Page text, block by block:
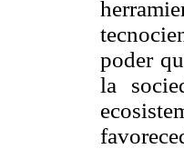
poder
la